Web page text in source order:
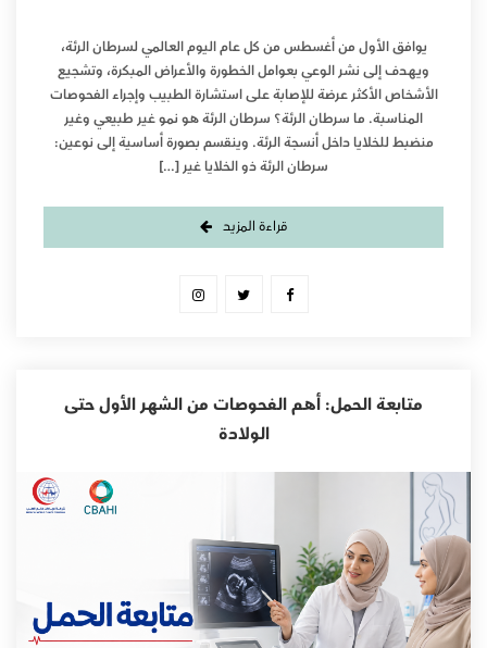
يوافق الأول من أغسطس من كل عام اليوم العالمي لسرطان الرئة،
ويهدف إلى نشر الوعي بعوامل الخطورة والأعراض المبكرة، وتشجيع
الأشخاص الأكثر عرضة للإصابة على استشارة الطبيب وإجراء الفحوصات
المناسبة. ما سرطان الرئة؟ سرطان الرئة هو نمو غير طبيعي وغير
منضبط للخلايا داخل أنسجة الرئة. وينقسم بصورة أساسية إلى نوعين:
سرطان الرئة ذو الخلايا غير […]
قراءة المزيد
متابعة الحمل: أهم الفحوصات من الشهر الأول حتى
الولادة